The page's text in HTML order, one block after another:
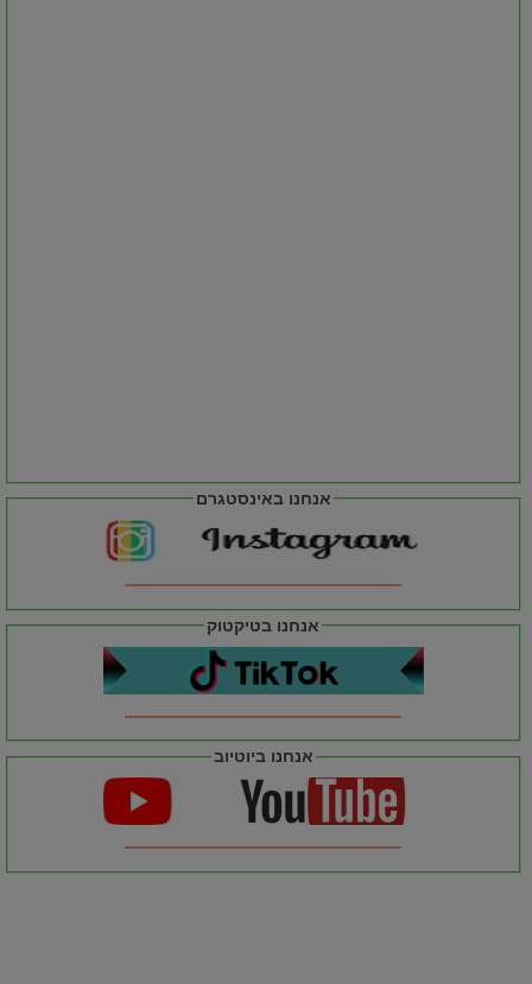
אנחנו באינסטגרם
אנחנו בטיקטוק
אנחנו ביוטיוב